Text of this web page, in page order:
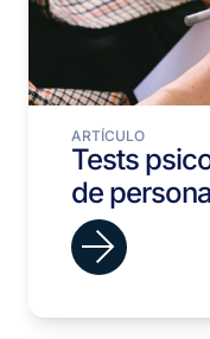
ARTÍCULO
Tests
de